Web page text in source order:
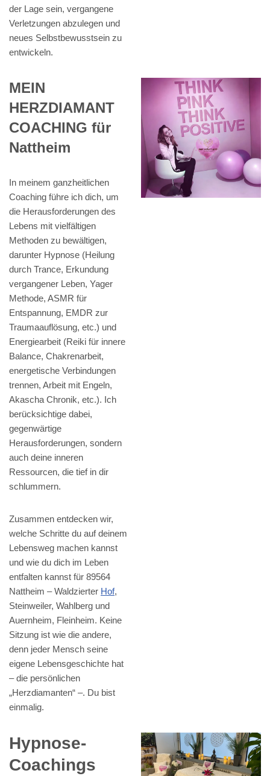
der Lage sein, vergangene
Verletzungen abzulegen und
neues Selbstbewusstsein zu
entwickeln.
MEIN
HERZDIAMANT
COACHING für
Nattheim
In meinem ganzheitlichen
Coaching führe ich dich, um
die Herausforderungen des
Lebens mit vielfältigen
Methoden zu bewältigen,
darunter Hypnose (Heilung
durch Trance, Erkundung
vergangener Leben, Yager
Methode, ASMR für
Entspannung, EMDR zur
Traumaauflösung, etc.) und
Energiearbeit (Reiki für innere
Balance, Chakrenarbeit,
energetische Verbindungen
trennen, Arbeit mit Engeln,
Akascha Chronik, etc.). Ich
berücksichtige dabei,
gegenwärtige
Herausforderungen, sondern
auch deine inneren
Ressourcen, die tief in dir
schlummern.
Zusammen entdecken wir,
welche Schritte du auf deinem
Lebensweg machen kannst
und wie du dich im Leben
entfalten kannst für 89564
Nattheim – Waldzierter Hof,
Steinweiler, Wahlberg und
Auernheim, Fleinheim. Keine
Sitzung ist wie die andere,
denn jeder Mensch seine
eigene Lebensgeschichte hat
– die persönlichen
„Herzdiamanten“ –. Du bist
einmalig.
Hypnose-
Coachings